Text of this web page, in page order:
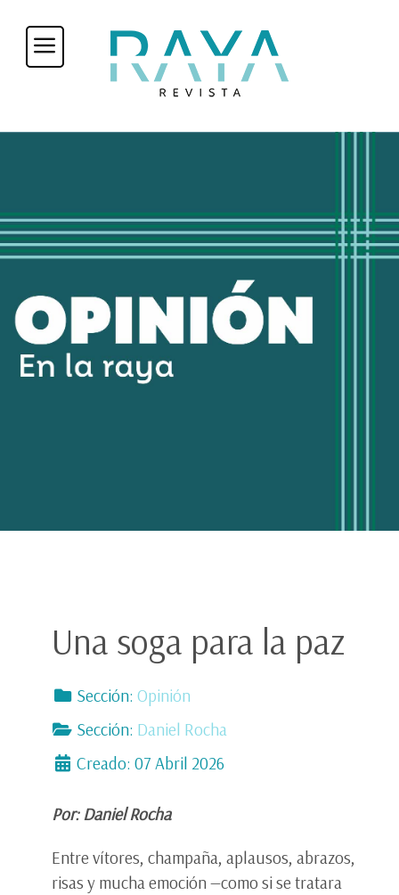
Una soga para la paz
Sección: Opinión
Sección: Daniel Rocha
Creado: 07 Abril 2026
Por: Daniel Rocha
Entre vítores, champaña, aplausos, abrazos,
risas y mucha emoción —como si se tratara